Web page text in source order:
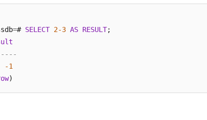
=# SELECT 2-3 AS RESULT;
-1